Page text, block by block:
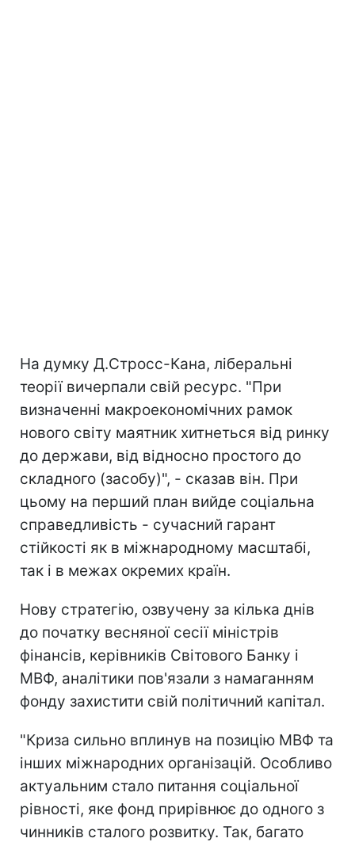
На думку Д.Стросс-Кана, ліберальні
теорії вичерпали свій ресурс. "При
визначенні макроекономічних рамок
нового світу маятник хитнеться від ринку
до держави, від відносно простого до
складного (засобу)", - сказав він. При
цьому на перший план вийде соціальна
справедливість - сучасний гарант
стійкості як в міжнародному масштабі,
так і в межах окремих країн.
Нову стратегію, озвучену за кілька днів
до початку весняної сесії міністрів
фінансів, керівників Світового Банку і
МВФ, аналітики пов'язали з намаганням
фонду захистити свій політичний капітал.
"Криза сильно вплинув на позицію МВФ та
інших міжнародних організацій. Особливо
актуальним стало питання соціальної
рівності, яке фонд прирівнює до одного з
чинників сталого розвитку. Так, багато